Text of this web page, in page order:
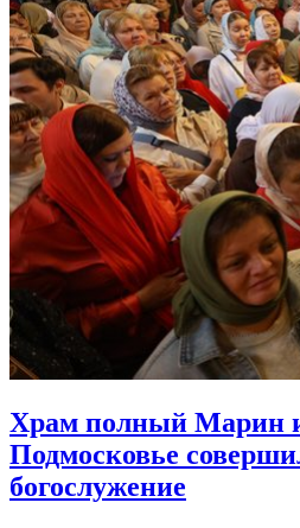
Храм полный Марин
Подмосковье
богослужение